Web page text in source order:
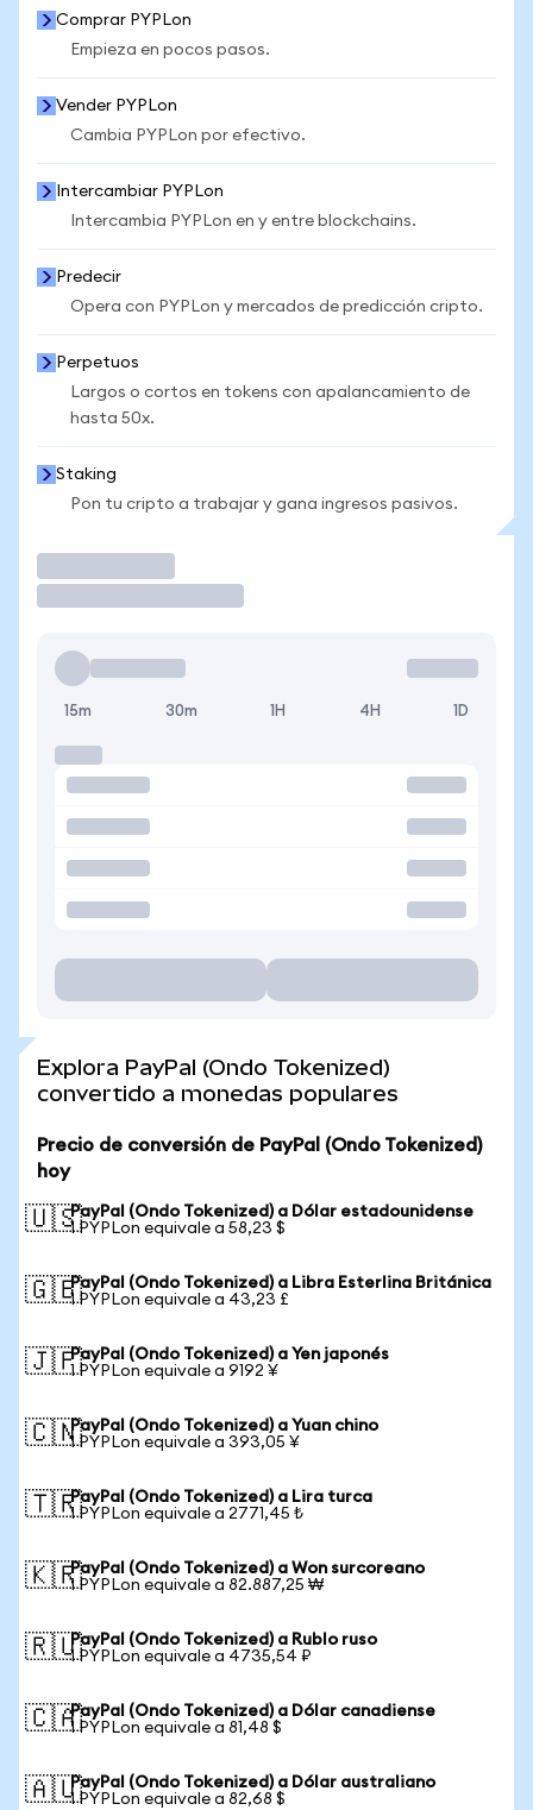
Comprar PYPLon
Empieza en pocos pasos.
Vender PYPLon
Cambia PYPLon por efectivo.
Intercambiar PYPLon
Intercambia PYPLon en y entre blockchains.
Predecir
Opera con PYPLon y mercados de predicción cripto.
Perpetuos
Largos o cortos en tokens con apalancamiento de
hasta 50x.
Staking
Pon tu cripto a trabajar y gana ingresos pasivos.
15m 30m 1H 4H 1D
Explora PayPal (Ondo Tokenized)
convertido a monedas populares
Precio de conversión de PayPal (Ondo Tokenized)
hoy
🇺🇸PayPal (Ondo Tokenized) a Dólar estadounidense
1 PYPLon equivale a 58,23 $
🇬🇧PayPal (Ondo Tokenized) a Libra Esterlina Británica
1 PYPLon equivale a 43,23 £
🇯🇵PayPal (Ondo Tokenized) a Yen japonés
1 PYPLon equivale a 9192 ¥
🇨🇳PayPal (Ondo Tokenized) a Yuan chino
1 PYPLon equivale a 393,05 ¥
🇹🇷PayPal (Ondo Tokenized) a Lira turca
1 PYPLon equivale a 2771,45 ₺
🇰🇷PayPal (Ondo Tokenized) a Won surcoreano
1 PYPLon equivale a 82.887,25 ₩
🇷🇺PayPal (Ondo Tokenized) a Rublo ruso
1 PYPLon equivale a 4735,54 ₽
🇨🇦PayPal (Ondo Tokenized) a Dólar canadiense
1 PYPLon equivale a 81,48 $
🇦🇺PayPal (Ondo Tokenized) a Dólar australiano
1 PYPLon equivale a 82,68 $